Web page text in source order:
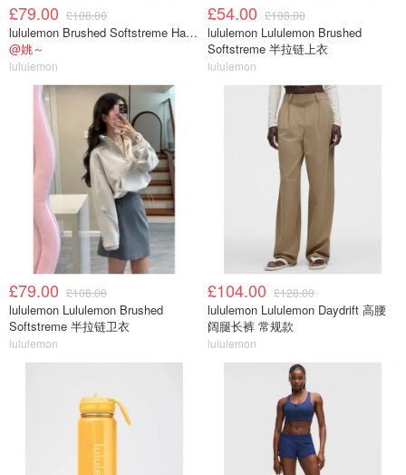
£79.00 £108.00
lululemon Brushed Softstreme Half Zip 半拉链上衣
@姚～
lululemon
£54.00 £108.00
lululemon Lululemon Brushed
Softstreme 半拉链上衣
lululemon
£79.00 £108.00
lululemon Lululemon Brushed
Softstreme 半拉链卫衣
lululemon
£104.00 £128.00
lululemon Lululemon Daydrift 高腰
阔腿长裤 常规款
lululemon